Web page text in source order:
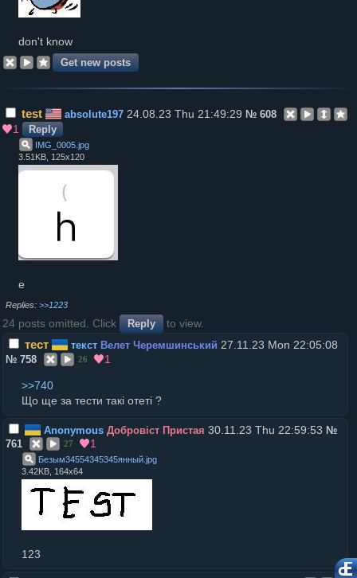
don't know
test absolute197 24.08.23 Thu 21:49:29 № 608
1 Reply
IMG_0005 jpg
3.51KB, 125x120
e
>>1223
24 posts omitted. Click Reply to view.
тест текст Велет Черемшинський 27.11.23 Mon 22:05:08
№ 758 26 1
>>740
Що ще за тести такі отеті ?
Anonymous Добровіст Пристая 30.11.23 Thu 22:59:53 №
761
27 1
Безым34554345345янный jpg
3.42KB, 164x64
123